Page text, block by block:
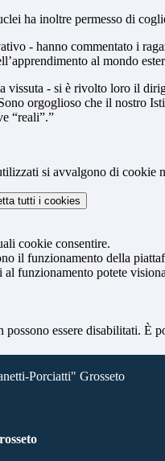
ha inoltre permesso di
- hanno commentato i
al mondo
vissuta - si è rivolto loro il
orgoglioso che il nostro
“reali”.”
si avvalgono di cookie
tutti i cookies
cookie consentire.
il funzionamento della
al funzionamento potete
essere disabilitati. È
Porciatti" Grosseto